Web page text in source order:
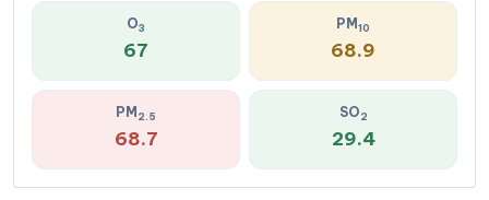
O3
67
PM10
68.9
PM 2.5
68.7
SO2
29.4